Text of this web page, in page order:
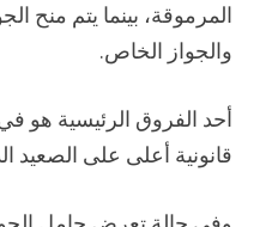
المرموقة، بينما يتم منح
والجواز الخاص.
أحد الفروق الرئيسية هو
قانونية أعلى على الصعيد